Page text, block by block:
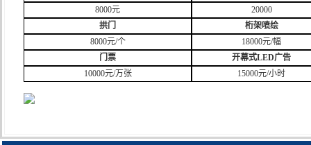
8000元
20000
拱门
桁架喷绘
8000元/个 18000元/幅
门票
开幕式LED广告
10000元/万张
15000元/小时